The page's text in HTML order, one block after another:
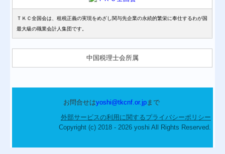
ＴＫＣ全国会は、租税正義の実現をめざし関与先企業の永続的繁栄に奉仕するわが国
最大級の職業会計人集団です。
中国税理士会所属
お問合せはyoshi@tkcnf.or.jp まで
外部サービスの利用に関するプライバシーポリシー
Copyright (c) 2018 - 2026 yoshi All Rights Reserved.